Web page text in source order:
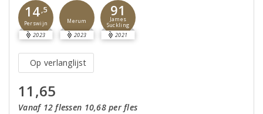
14,5
Perswijn
2023
Merum
2023
91
James
Suckling
2021
Op verlanglijst
11,65
Vanaf 12 flessen 10,68 per fles